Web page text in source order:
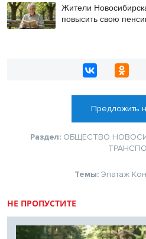
Жители
повысить свою
Предложить
Раздел: ОБЩЕСТВО
Темы: Эпатаж
НЕ ПРОПУСТИТЕ